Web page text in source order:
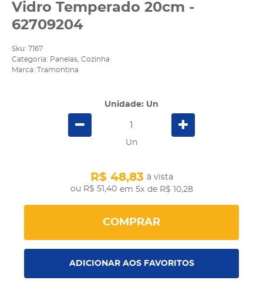
Vidro Temperado 20cm -
62709204
Sku: 7167
Categoria: Panelas Cozinha
Marca:
Tramontina
Unidade: Un
Un
R$ 51,40
R$ 48,83 à vista
em 5x de R$ 10,28
COMPRAR
ADICIONAR AOS FAVORITOS